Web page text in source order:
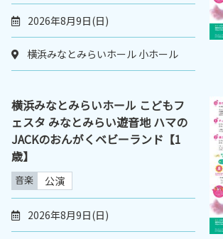
2026年8月9日(日)
横浜みなとみらいホール 小ホール
横浜みなとみらいホール こどもフ
ェスタ みなとみらい遊音地 ハマの
JACKのおんがくベビーランド【1
歳】
音楽 公演
2026年8月9日(日)